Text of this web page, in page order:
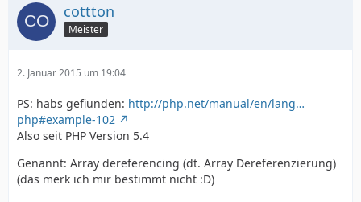
cottton
Meister
2. Januar 2015 um 19:04
PS: habs gefunden: http://php.net/manual/en/lang…
php#example-102
Also seit PHP Version 5.4
Genannt: Array dereferencing (dt. Array Dereferenzierung)
(das merk ich mir bestimmt nicht :D)